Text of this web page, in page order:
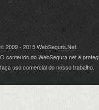
© 2009 - 2015WebSegura.Net.
O conteúdo do WebSegura.net é
faça uso comercial do nosso trabalho.